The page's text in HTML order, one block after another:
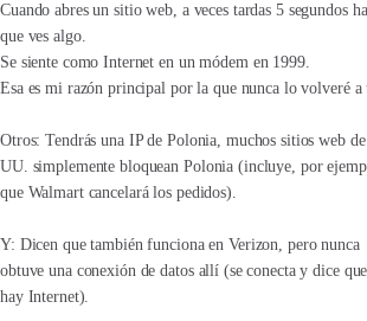
Cuando abres un sitio web, a veces tardas 5 segundos
que ves algo.
Se siente como Internet en un módem en 1999.
Esa es mi razón principal por la que nunca lo volveré a
Otros: Tendrás una IP de Polonia, muchos sitios web
UU. simplemente bloquean Polonia (incluye, por
que Walmart cancelará los pedidos).
Y: Dicen que también funciona en Verizon, pero nunca
obtuve una conexión de datos allí (se conecta y dice
hay Internet).